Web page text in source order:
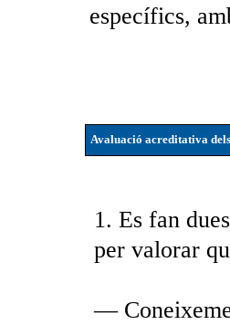
específics,
Avaluació acreditativa
1. Es fan
per valorar
—